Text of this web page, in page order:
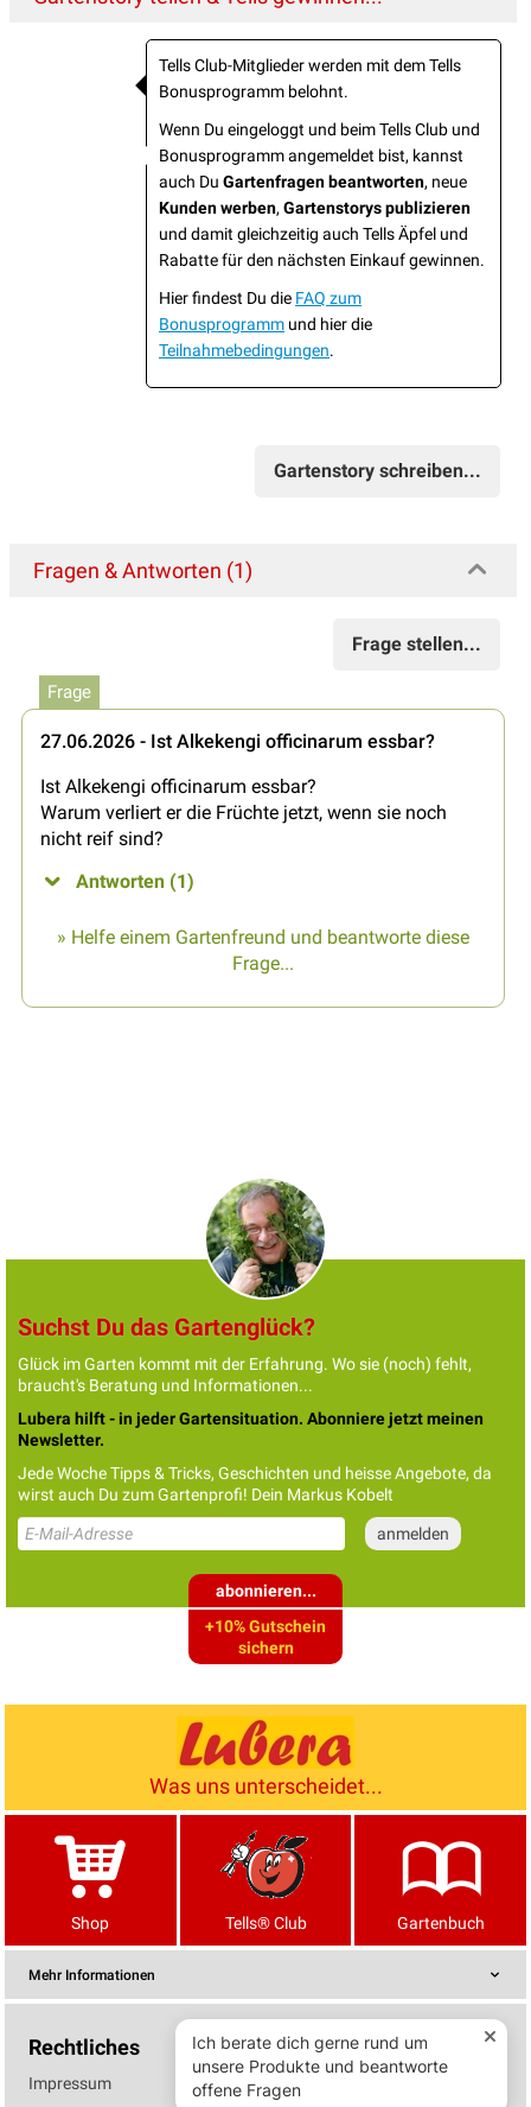
Tells Club-Mitglieder werden mit dem Tells
Bonusprogramm belohnt.
Wenn Du eingeloggt und beim Tells Club und
Bonusprogramm angemeldet bist, kannst
auch Du Gartenfragen beantworten, neue
Kunden werben, Gartenstorys publizieren
und damit gleichzeitig auch Tells Äpfel und
Rabatte für den nächsten Einkauf gewinnen.
Hier findest Du die FAQ zum
Bonusprogramm und hier die
Teilnahmebedingungen.
Gartenstory schreiben...
Fragen & Antworten (1)
Frage stellen...
Frage
27.06.2026 - Ist Alkekengi officinarum essbar?
Ist Alkekengi officinarum essbar?
Warum verliert er die Früchte jetzt, wenn sie noch
nicht reif sind?
Antworten (1)
» Helfe einem Gartenfreund und beantworte diese
Frage...
Suchst Du das Gartenglück?
Glück im Garten kommt mit der Erfahrung. Wo sie (noch) fehlt,
braucht's Beratung und Informationen...
Lubera hilft - in jeder Gartensituation. Abonniere jetzt meinen
Newsletter.
Jede Woche Tipps & Tricks, Geschichten und heisse Angebote, da
wirst auch Du zum Gartenprofi! Dein Markus Kobelt
abonnieren...
+10% Gutschein
sichern
Was uns unterscheidet...
Shop Tells® Club Gartenbuch
Mehr Informationen
Rechtliches
Impressum